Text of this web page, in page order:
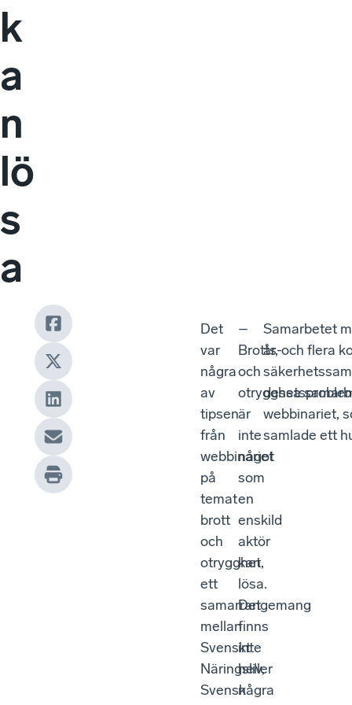
k
a
n
lö
s
a
Det
var
några
av
tipsen
från
webbinariet
på
temat
brott
och
otrygghet,
ett
samarrangemang
mellan
Svenskt
Näringsliv,
Svensk
–
Brotts-
och
är
inte
något
som
en
enskild
aktör
kan
lösa.
Det
finns
inte
heller
några
Samarbetet
år, och flera
dessa
webbinariet,
samlade ett